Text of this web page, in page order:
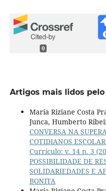
0
Artigos mais lidos
Maria Riziane Costa
Junca, Humberto
CONVERSA NA
COTIDIANOS
Currículo: v. 14 n. 3
POSSIBILIDADE DE
SOLIDARIEDADES E
BONITA